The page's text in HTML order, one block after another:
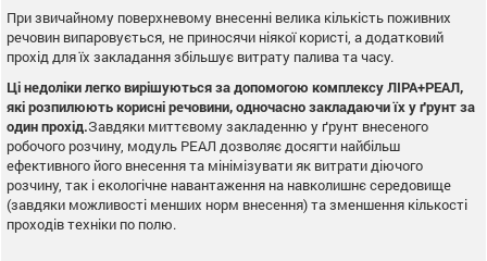
При звичайному поверхневому внесенні велика кількість поживних
речовин випаровується, не приносячи ніякої користі, а додатковий
прохід для їх закладання збільшує витрату палива та часу.
Ці недоліки легко вирішуються за допомогою комплексу ЛІРА+РЕАЛ,
які розпилюють корисні речовини, одночасно закладаючи їх у ґрунт за
один прохід.Завдяки миттєвому закладенню у ґрунт внесеного
робочого розчину, модуль РЕАЛ дозволяє досягти найбільш
ефективного його внесення та мінімізувати як витрати діючого
розчину, так і екологічне навантаження на навколишнє середовище
(завдяки можливості менших норм внесення) та зменшення кількості
проходів техніки по полю.